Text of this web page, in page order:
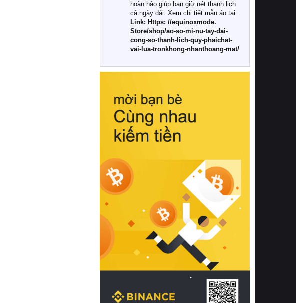
Khác với các dòng sản phẩm thông
thường, những bộ chăn ga gối đệm
cao cấp trải qua quy trình sản xuất
nghiêm ngặt từ khâu chọn lọc nguyên
liệu tự nhiên đến công nghệ dệt
nhuộm hiện đại không chứa hóa chất
này, bạn sẽ cảm nhận rõ rệt sự khác
hồi chuẩn xác của phần đệm nâng đỡ
cột sống.
Bên cạnh đó, việc lựa chọn các dòng
sản phẩm đạt chuẩn chất lượng quốc
tế còn giúp ngăn ngừa tình trạng kích
khuẩn và nấm mốc trong điều kiện
thời tiết nóng ẩm. Bạn có thể tìm hiểu
thêm các nghiên cứu khoa học về tác
động của giấc ngủ và môi trường
phòng ngủ đối với sức khỏe con
người tại Sleep Foundation (External
Link) để có cái nhìn toàn diện hơn.
2. Các tiêu chí vàng khi lựa chọn
chăn ga gối đệm cao cấp cho phòng
ngủ
Để sở hữu một bộ chăn ga gối đệm
cao cấp hoàn hảo cả về thẩm mỹ lẫn
công năng, người tiêu dùng cần cân
nhắc kỹ lưỡng các tiêu chí quan trọng
hoàn hảo giúp bạn giữ nét thanh lịch
cả ngày dài. Xem chi tiết mẫu áo tại:
Link: Https: //equinoxmode.
Store/shop/ao-so-mi-nu-tay-dai-
cong-so-thanh-lich-quy-phaichat-
vai-lua-tronkhong-nhanthoang-mat/